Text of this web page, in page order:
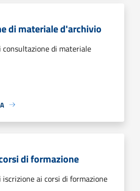
di materiale d'archivio
consultazione di materiale
di formazione
iscrizione ai corsi di formazione